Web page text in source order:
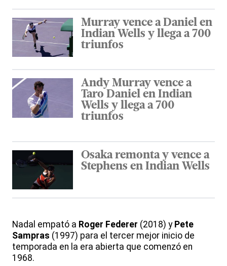
Murray vence a Daniel en
Indian Wells y llega a 700
triunfos
Andy Murray vence a
Taro Daniel en Indian
Wells y llega a 700
triunfos
Osaka remonta y vence a
Stephens en Indian Wells
Nadal empató a Roger Federer (2018) y Pete
Sampras (1997) para el tercer mejor inicio de
temporada en la era abierta que comenzó en
1968.